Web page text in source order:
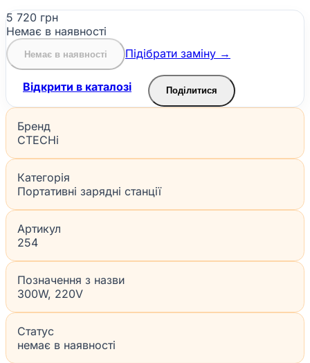
5 720 грн
Немає в наявності
Немає в наявності Підібрати заміну →
Відкрити в каталозі Поділитися
Бренд
CTECHi
Категорія
Портативні зарядні станції
Артикул
254
Позначення з назви
300W, 220V
Статус
немає в наявності